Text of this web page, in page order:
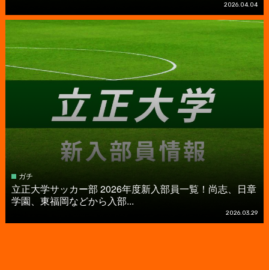
2026.04.04
ガチ
立正大学サッカー部 2026年度新入部員一覧！尚志、日章
学園、東福岡などから入部...
2026.03.29